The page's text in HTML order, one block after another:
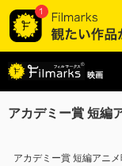
映画
アカデミー賞 短編
アカデミー賞 短編アニ